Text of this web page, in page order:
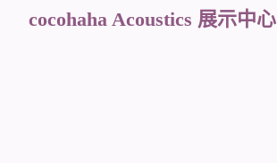
cocohaha Acoustics 展示中心